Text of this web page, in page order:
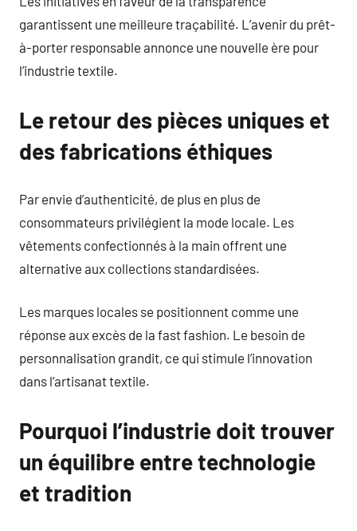
garantissent une meilleure traçabilité. L’avenir du prêt-
à-porter responsable annonce une nouvelle ère pour
l’industrie textile.
Le retour des pièces uniques et
des fabrications éthiques
Par envie d’authenticité, de plus en plus de
consommateurs privilégient la mode locale. Les
vêtements confectionnés à la main offrent une
alternative aux collections standardisées.
Les marques locales se positionnent comme une
réponse aux excès de la fast fashion. Le besoin de
personnalisation grandit, ce qui stimule l’innovation
dans l’artisanat textile.
Pourquoi l’industrie doit trouver
un équilibre entre technologie
et tradition